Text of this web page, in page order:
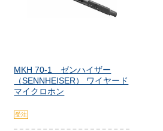
MKH 70-1 ゼンハイザー
（SENNHEISER） ワイヤード
マイクロホン
受注